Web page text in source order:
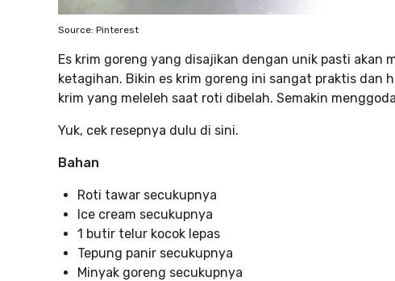
Source: Pinterest
Es krim goreng yang disajikan dengan unik pasti akan
ketagihan. Bikin es krim goreng ini sangat praktis dan
krim yang meleleh saat roti dibelah. Semakin
Yuk, cek resepnya dulu di sini.
Bahan
Roti tawar secukupnya
Ice cream secukupnya
1 butir telur kocok lepas
Tepung panir secukupnya
Minyak goreng secukupnya